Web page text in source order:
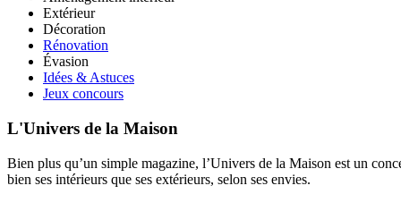
Extérieur
Décoration
Rénovation
Évasion
Idées & Astuces
Jeux concours
L'Univers de la Maison
Bien plus qu’un simple magazine, l’Univers de la Maison est un
bien ses intérieurs que ses extérieurs, selon ses envies.